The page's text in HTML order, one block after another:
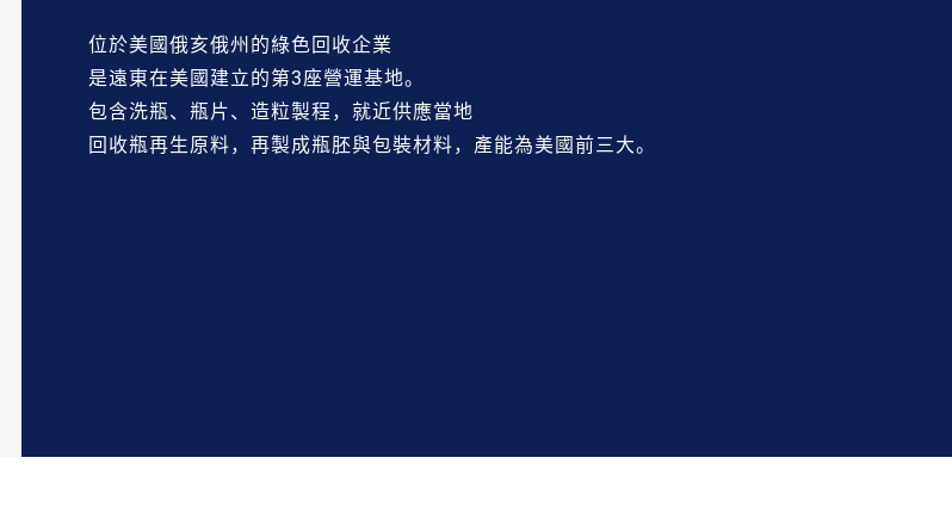
位於美國俄亥俄州的綠色回收企業
是遠東在美國建立的第3座營運基地。
包含洗瓶、瓶片、造粒製程，就近供應當地
回收瓶再生原料，再製成瓶胚與包裝材料，產能為美國前三大。